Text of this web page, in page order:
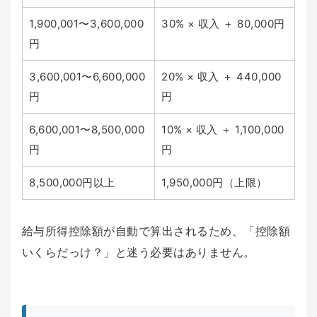
1,900,001〜3,600,000
円
30% × 収入 ＋ 80,000円
3,600,001〜6,600,000
円
20% × 収入 ＋ 440,000
円
6,600,001〜8,500,000
円
10% × 収入 ＋ 1,100,000
円
8,500,000円以上 1,950,000円（上限）
給与所得控除額が自動で算出されるため、「控除額
いくらだっけ？」と迷う必要はありません。